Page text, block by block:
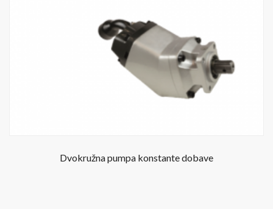
Dvokružna pumpa konstante dobave